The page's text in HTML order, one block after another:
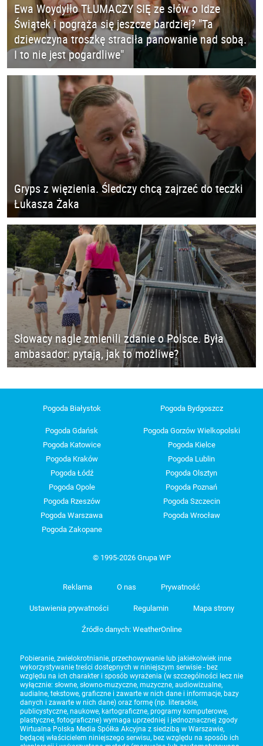
Ewa Woydyłło TŁUMACZY SIĘ ze słów o Idze
Świątek i pogrąża się jeszcze bardziej? "Ta
dziewczyna troszkę straciła panowanie nad sobą.
I to nie jest pogardliwe"
Gryps z więzienia. Śledczy chcą zajrzeć do teczki
Łukasza Żaka
Słowacy nagle zmienili zdanie o Polsce. Była
ambasador: pytają, jak to możliwe?
Pogoda Białystok Pogoda Bydgoszcz
Pogoda Gdańsk
Pogoda Gorzów Wielkopolski
Pogoda Katowice
Pogoda Kielce
Pogoda Kraków
Pogoda Lublin
Pogoda Łódź
Pogoda Olsztyn
Pogoda Opole
Pogoda Poznań
Pogoda Rzeszów
Pogoda Szczecin
Pogoda Warszawa
Pogoda Wrocław
Pogoda Zakopane
© 1995-2026 Grupa WP
Reklama O nas Prywatność
Ustawienia prywatności Regulamin Mapa strony
Źródło danych: WeatherOnline
Pobieranie, zwielokrotnianie, przechowywanie lub jakiekolwiek inne
wykorzystywanie treści dostępnych w niniejszym serwisie - bez
względu na ich charakter i sposób wyrażenia (w szczególności lecz nie
wyłącznie: słowne, słowno-muzyczne, muzyczne, audiowizualne,
audialne, tekstowe, graficzne i zawarte w nich dane i informacje, bazy
danych i zawarte w nich dane) oraz formę (np. literackie,
publicystyczne, naukowe, kartograficzne, programy komputerowe,
plastyczne, fotograficzne) wymaga uprzedniej i jednoznacznej zgody
Wirtualna Polska Media Spółka Akcyjna z siedzibą w Warszawie,
będącej właścicielem niniejszego serwisu, bez względu na sposób ich